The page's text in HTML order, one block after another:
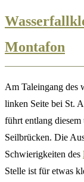
Montafon
Am Taleingang des
linken Seite bei St.
führt entlang
Seilbrücken. Die
Schwierigkeiten des
Stelle ist für etwas